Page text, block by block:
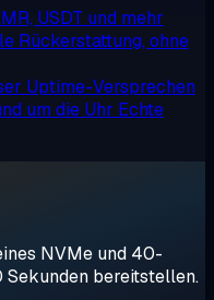
USDT und mehr
Rückerstattung, ohne
Uptime-Versprechen
um die Uhr Echte
NVMe und 40-
bereitstellen.